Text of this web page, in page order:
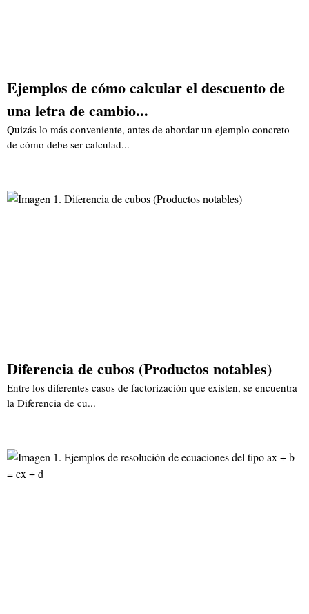
Ejemplos de cómo calcular el descuento de
una letra de cambio...
Quizás lo más conveniente, antes de abordar un ejemplo concreto
de cómo debe ser calculad...
Diferencia de cubos (Productos notables)
Entre los diferentes casos de factorización que existen, se encuentra
la Diferencia de cu...